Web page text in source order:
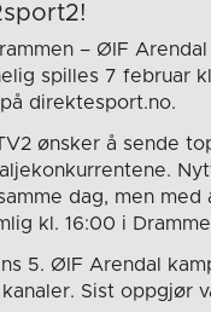
– ØIF
spilles 7 februar
direktesport.no.
ønsker å sende
dag, men med
kl. 16:00 i
5. ØIF Arendal
Sist oppgjør